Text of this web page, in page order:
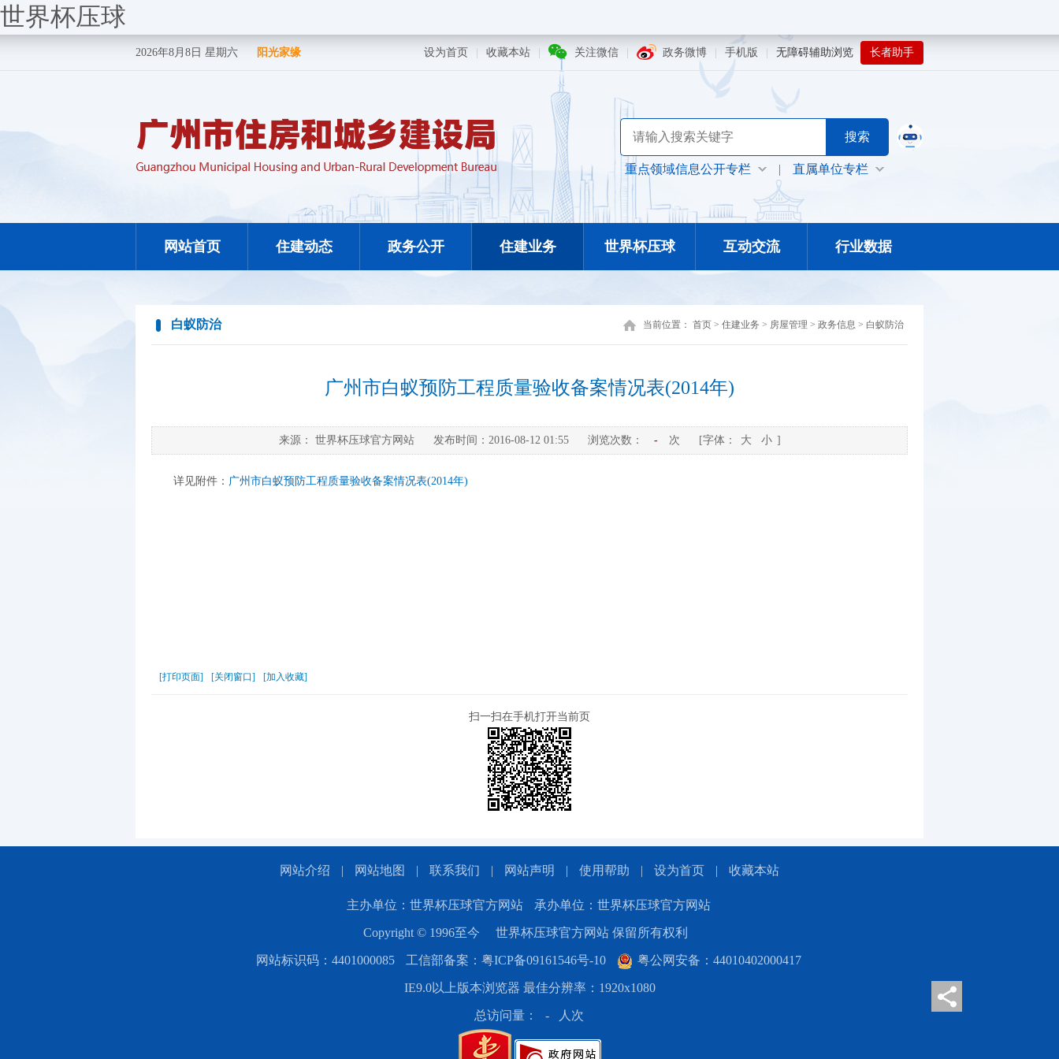
世界杯压球
2026年8月8日 星期六 阳光家缘 设为首页 收藏本站 关注微信 政务微博 手机版 无障碍辅助浏览 长者助手
重点领域信息公开专栏 | 直属单位专栏
网站首页 住建动态 政务公开 住建业务 世界杯压球 互动交流 行业数据
白蚁防治 当前位置： 首页 > 住建业务 > 房屋管理 > 政务信息 > 白蚁防治
广州市白蚁预防工程质量验收备案情况表(2014年)
来源： 世界杯压球官方网站 发布时间： 2016-08-12 01:55 浏览次数： - 次 [字体： 大 小 ]
详见附件： 广州市白蚁预防工程质量验收备案情况表(2014年)
[打印页面] [关闭窗口] [加入收藏]
扫一扫在手机打开当前页
网站介绍 | 网站地图 | 联系我们 | 网站声明 | 使用帮助 | 设为首页 | 收藏本站
主办单位：世界杯压球官方网站 承办单位：世界杯压球官方网站
Copyright © 1996至今 世界杯压球官方网站 保留所有权利
网站标识码：4401000085 工信部备案：粤ICP备09161546号-10 粤公网安备：44010402000417
IE9.0以上版本浏览器 最佳分辨率：1920x1080
总访问量： - 人次